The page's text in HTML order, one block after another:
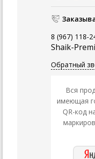
8 (967) 118-
Shaik-
Обратный
Вся
имеющая
QR-код